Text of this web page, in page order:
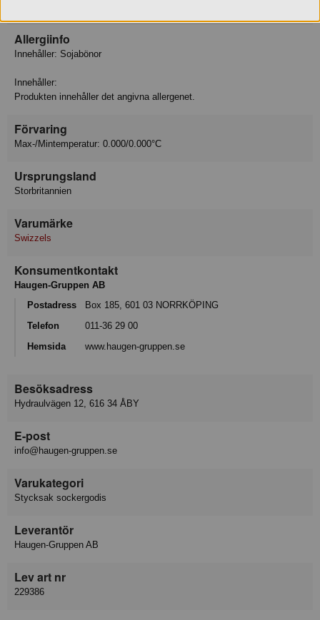
Allergiinfo
Innehåller: Sojabönor
Innehåller:
Produkten innehåller det angivna allergenet.
Förvaring
Max-/Mintemperatur: 0.000/0.000°C
Ursprungsland
Storbritannien
Varumärke
Swizzels
Konsumentkontakt
Haugen-Gruppen AB
Postadress
Box 185, 601 03 NORRKÖPING
Telefon
011-36 29 00
Hemsida
www.haugen-gruppen.se
Besöksadress
Hydraulvägen 12, 616 34 ÅBY
E-post
info@haugen-gruppen.se
Varukategori
Stycksak sockergodis
Leverantör
Haugen-Gruppen AB
Lev art nr
229386